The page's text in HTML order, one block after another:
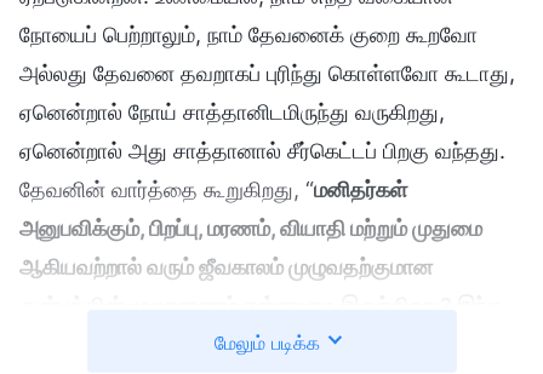
நோயைப் பெற்றாலும், நாம் தேவனைக் குறை கூறவோ
அல்லது தேவனை தவறாகப் புரிந்து கொள்ளவோ கூடாது,
ஏனென்றால் நோய் சாத்தானிடமிருந்து வருகிறது,
ஏனென்றால் அது சாத்தானால் சீர்கெட்டப் பிறகு வந்தது.
தேவனின் வார்த்தை கூறுகிறது, “மனிதர்கள்
அனுபவிக்கும், பிறப்பு, மரணம், வியாதி மற்றும் முதுமை
ஆகியவற்றால் வரும் ஜீவகாலம் முழுவதற்குமான
விஷயங்களை ஜனங்கள் கொண்டிருக்க காரணம்
மேலும் படிக்க